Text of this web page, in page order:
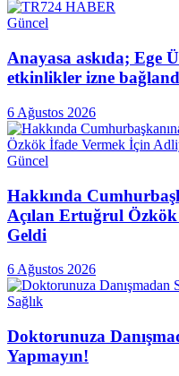
Güncel
Anayasa askıda; Ege
etkinlikler izne
6 Ağustos 2026
Güncel
Hakkında
Açılan Ertuğrul
Geldi
6 Ağustos 2026
Sağlık
Doktorunuza
Yapmayın!